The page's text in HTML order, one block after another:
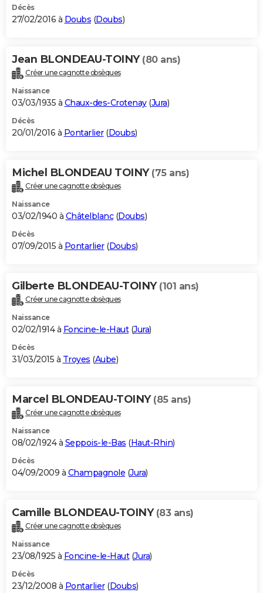
Décès
27/02/2016 à Doubs (Doubs)
Jean BLONDEAU-TOINY (80 ans)
Créer une cagnotte obsèques
Naissance
03/03/1935 à Chaux-des-Crotenay(Jura)
Décès
20/01/2016 à Pontarlier(Doubs)
Michel BLONDEAU TOINY (75 ans)
Créer une cagnotte obsèques
Naissance
03/02/1940 à Châtelblanc(Doubs)
Décès
07/09/2015 à Pontarlier(Doubs)
Gilberte BLONDEAU-TOINY (101 ans)
Créer une cagnotte obsèques
Naissance
02/02/1914 à Foncine-le-Haut(Jura)
Décès
31/03/2015 à Troyes (Aube)
Marcel BLONDEAU-TOINY (85 ans)
Créer une cagnotte obsèques
Naissance
08/02/1924 à Seppois-le-Bas (Haut-Rhin)
Décès
04/09/2009 à Champagnole (Jura)
Camille BLONDEAU-TOINY (83 ans)
Créer une cagnotte obsèques
Naissance
23/08/1925 à Foncine-le-Haut(Jura)
Décès
23/12/2008 à Pontarlier(Doubs)